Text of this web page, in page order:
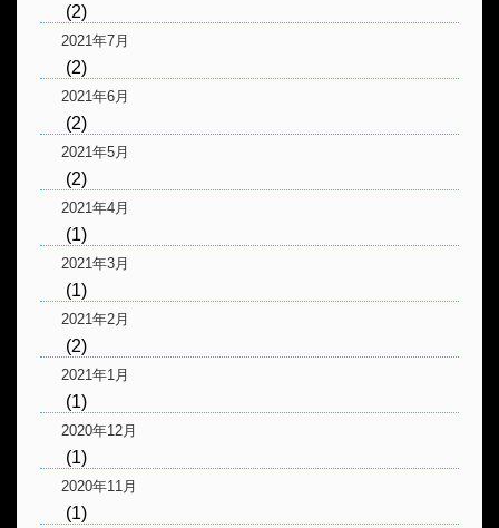
(2)
2021年7月
(2)
2021年6月
(2)
2021年5月
(2)
2021年4月
(1)
2021年3月
(1)
2021年2月
(2)
2021年1月
(1)
2020年12月
(1)
2020年11月
(1)